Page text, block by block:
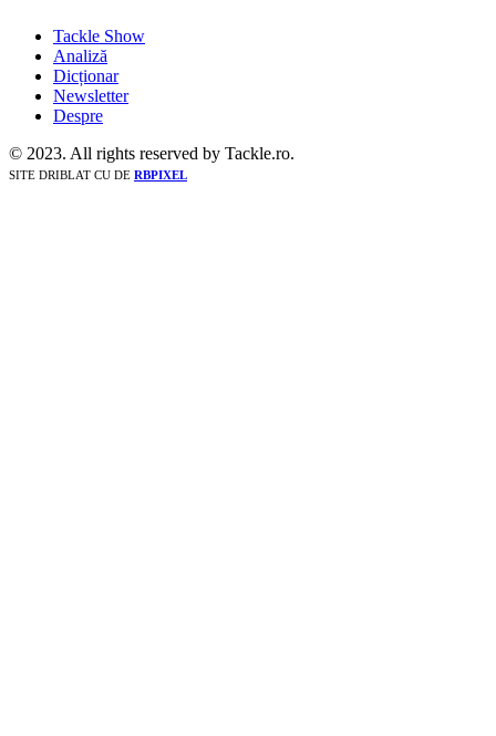
Tackle Show
Analiză
Dicționar
Newsletter
Despre
© 2023. All rights reserved by Tackle.ro.
SITE DRIBLAT CU DE RBPIXEL